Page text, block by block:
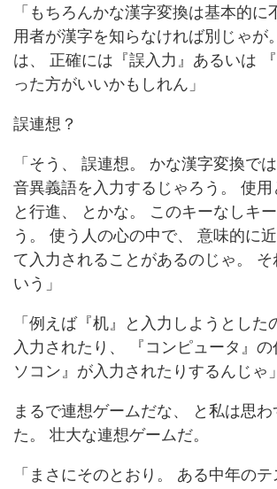
「もちろんかな漢字変換は基本的に
用者が漢字を知らなければ別じゃが
は、 正確には『誤入力』あるいは
った方がいいかもしれん」
誤連想？
「そう、 誤連想。 かな漢字変換で
音異義語を入力するじゃろう。 使
と行進、 とかな。 このキーなしキ
う。 使う人の心の中で、 意味的に
て入力されることがあるのじゃ。 そ
いう」
「例えば『机』と入力しようとした
入力されたり、 『コンピュータ』
ソコン』が入力されたりするんじゃ」
まるで連想ゲームだな、 と私は思わ
た。 壮大な連想ゲームだ。
「まさにそのとおり。 ある中年の